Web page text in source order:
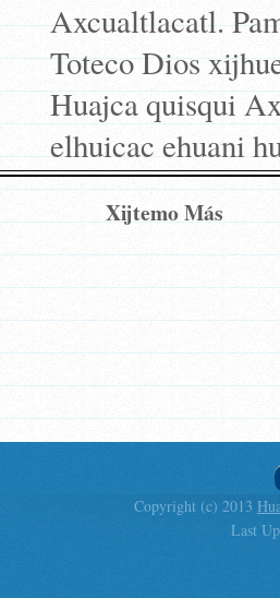
Axcualtlacatl.
Toteco Dios
Huajca quisqui
elhuicac ehuani
Xijtemo Más
Copyright (c) 2013
Last